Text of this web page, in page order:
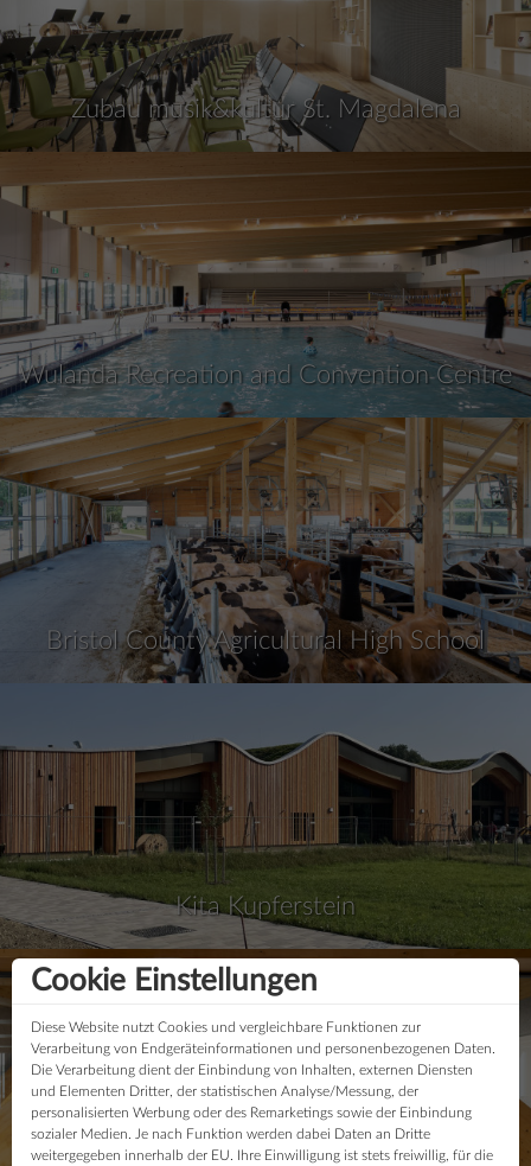
Zubau musik&kultur St. Magdalena
Wulanda Recreation and Convention Centre
Bristol County Agricultural High School
Kita Kupferstein
Cookie Einstellungen
Diese Website nutzt Cookies und vergleichbare Funktionen zur
Verarbeitung von Endgeräteinformationen und personenbezogenen Daten.
Die Verarbeitung dient der Einbindung von Inhalten, externen Diensten
und Elementen Dritter, der statistischen Analyse/Messung, der
personalisierten Werbung oder des Remarketings sowie der Einbindung
sozialer Medien. Je nach Funktion werden dabei Daten an Dritte
weitergegeben innerhalb der EU. Ihre Einwilligung ist stets freiwillig, für die